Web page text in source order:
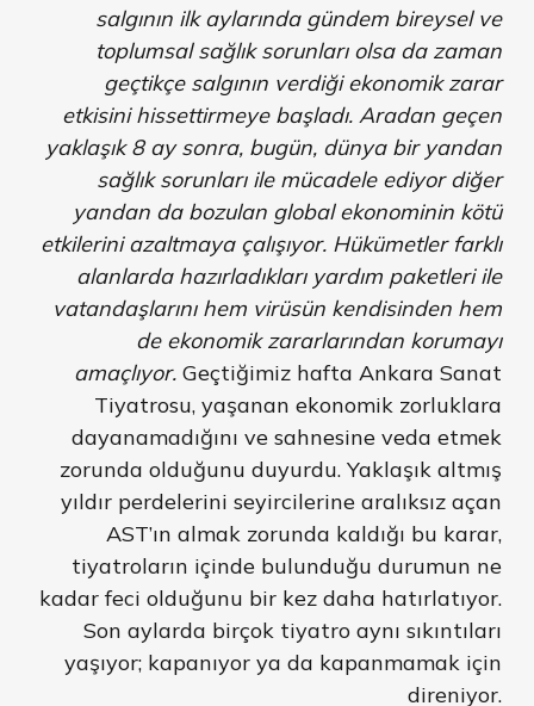
salgının ilk aylarında gündem bireysel ve
toplumsal sağlık sorunları olsa da zaman
geçtikçe salgının verdiği ekonomik zarar
etkisini hissettirmeye başladı. Aradan geçen
yaklaşık 8 ay sonra, bugün, dünya bir yandan
sağlık sorunları ile mücadele ediyor diğer
yandan da bozulan global ekonominin kötü
etkilerini azaltmaya çalışıyor. Hükümetler farklı
alanlarda hazırladıkları yardım paketleri ile
vatandaşlarını hem virüsün kendisinden hem
de ekonomik zararlarından korumayı
amaçlıyor.Geçtiğimiz hafta Ankara Sanat
Tiyatrosu, yaşanan ekonomik zorluklara
dayanamadığını ve sahnesine veda etmek
zorunda olduğunu duyurdu. Yaklaşık altmış
yıldır perdelerini seyircilerine aralıksız açan
AST’ın almak zorunda kaldığı bu karar,
tiyatroların içinde bulunduğu durumun ne
kadar feci olduğunu bir kez daha hatırlatıyor.
Son aylarda birçok tiyatro aynı sıkıntıları
yaşıyor; kapanıyor ya da kapanmamak için
direniyor.